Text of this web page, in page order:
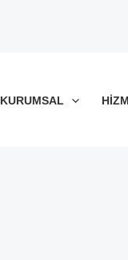
KURUMSAL